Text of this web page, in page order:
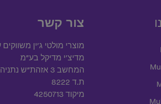
צור קשר
מוצרי מולטי ג’ין משווקים
מדיצ’י מדיקל בע”מ
המחשב 3 אזהת”ש נתניה פולג
ת.ד 8222
מיקוד 4250713